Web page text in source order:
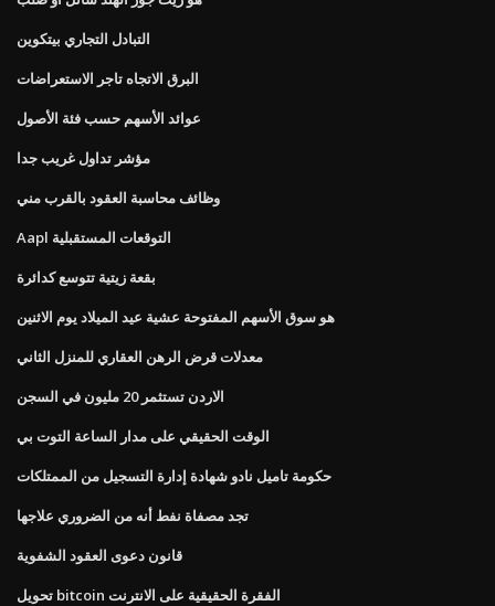
التبادل التجاري بيتكوين
البرق الاتجاه تاجر الاستعراضات
عوائد الأسهم حسب فئة الأصول
مؤشر تداول غريب جدا
وظائف محاسبة العقود بالقرب مني
Aapl التوقعات المستقبلية
بقعة زيتية تتوسع كدائرة
هو سوق الأسهم المفتوحة عشية عيد الميلاد يوم الاثنين
معدلات قرض الرهن العقاري للمنزل الثاني
الاردن تستثمر 20 مليون في السجن
الوقت الحقيقي على مدار الساعة التوت بي
حكومة تاميل نادو شهادة إدارة التسجيل من الممتلكات
تجد مصفاة نفط أنه من الضروري علاجها
قانون دعوى العقود الشفوية
تحويل bitcoin الفقرة الحقيقية على الانترنت